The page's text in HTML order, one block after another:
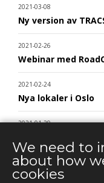
2021-03-08
Ny version av
2021-02-26
Webinar med
2021-02-24
Nya lokaler i Oslo
2021-01-29
2021-01-11
Triona expanderar i
We need to
about how
cookies